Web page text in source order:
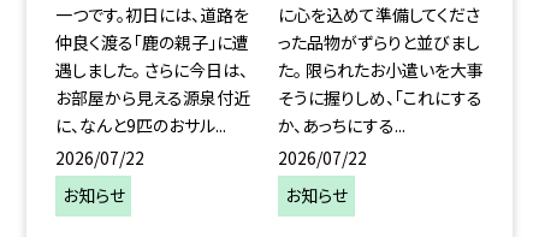
一つです。初日には、道路を
仲良く渡る「鹿の親子」に遭
遇しました。 さらに今日は、
お部屋から見える源泉付近
に、なんと9匹のおサル...
2026/07/22
お知らせ
に心を込めて準備してくださ
った品物がずらりと並びまし
た。 限られたお小遣いを大事
そうに握りしめ、「これにする
か、あっちにする...
2026/07/22
お知らせ